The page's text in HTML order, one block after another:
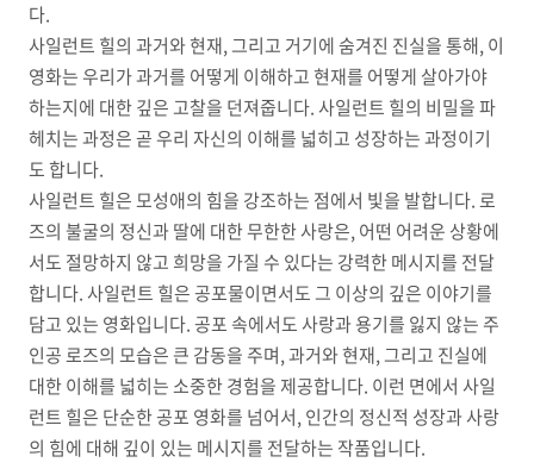
다.
사일런트 힐의 과거와 현재, 그리고 거기에 숨겨진 진실을 통해, 이
영화는 우리가 과거를 어떻게 이해하고 현재를 어떻게 살아가야
하는지에 대한 깊은 고찰을 던져줍니다. 사일런트 힐의 비밀을 파
헤치는 과정은 곧 우리 자신의 이해를 넓히고 성장하는 과정이기
도 합니다.
사일런트 힐은 모성애의 힘을 강조하는 점에서 빛을 발합니다. 로
즈의 불굴의 정신과 딸에 대한 무한한 사랑은, 어떤 어려운 상황에
서도 절망하지 않고 희망을 가질 수 있다는 강력한 메시지를 전달
합니다. 사일런트 힐은 공포물이면서도 그 이상의 깊은 이야기를
담고 있는 영화입니다. 공포 속에서도 사랑과 용기를 잃지 않는 주
인공 로즈의 모습은 큰 감동을 주며, 과거와 현재, 그리고 진실에
대한 이해를 넓히는 소중한 경험을 제공합니다. 이런 면에서 사일
런트 힐은 단순한 공포 영화를 넘어서, 인간의 정신적 성장과 사랑
의 힘에 대해 깊이 있는 메시지를 전달하는 작품입니다.